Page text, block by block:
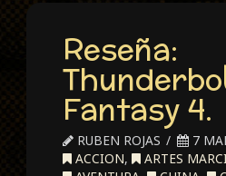
Reseña:
Fantasy 4.
RUBEN ROJAS
7
ACCION, ARTES